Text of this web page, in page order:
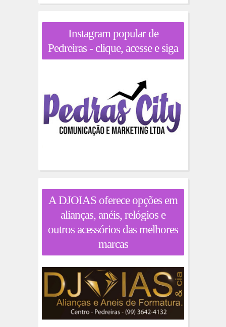
Instagram popular de
Pedreiras - clique, acesse e siga
A DJOIAS oferece opções em
alianças, anéis, relógios e
outros acessórios das melhores
marcas